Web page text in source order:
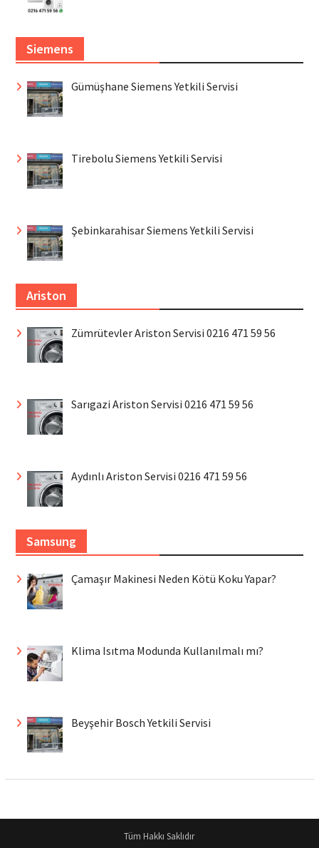
Siemens
Gümüşhane Siemens Yetkili Servisi
Tirebolu Siemens Yetkili Servisi
Şebinkarahisar Siemens Yetkili Servisi
Ariston
Zümrütevler Ariston Servisi 0216 471 59 56
Sarıgazi Ariston Servisi 0216 471 59 56
Aydınlı Ariston Servisi 0216 471 59 56
Samsung
Çamaşır Makinesi Neden Kötü Koku Yapar?
Klima Isıtma Modunda Kullanılmalı mı?
Beyşehir Bosch Yetkili Servisi
Tüm Hakkı Saklıdır